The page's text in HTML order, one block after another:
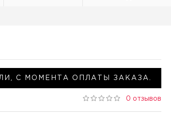
С МОМЕНТА ОПЛАТЫ ЗАКАЗА.
0 отзывов